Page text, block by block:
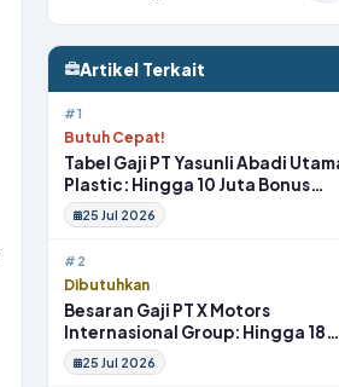
Artikel Terkait
#1
Butuh Cepat!
Tabel Gaji PT Yasunli Abadi
Plastic: Hingga 10 Juta Bonus
Melimpah Lengkap Tunjangan
25 Jul 2026
#2
Dibutuhkan
Besaran Gaji PT X Motors
Internasional Group: Hingga 18
Juta Gym Membership Makan
Siang
25 Jul 2026